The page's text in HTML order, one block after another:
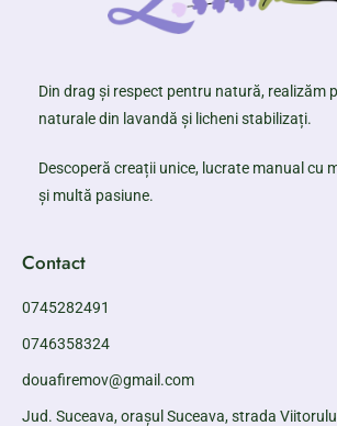
Din drag și respect pentru natură, realizăm
naturale din lavandă și licheni stabilizați.
Descoperă creații unice, lucrate manual cu
și multă pasiune.
Contact
0745282491
0746358324
douafiremov@gmail.com
Jud. Suceava, orașul Suceava, strada